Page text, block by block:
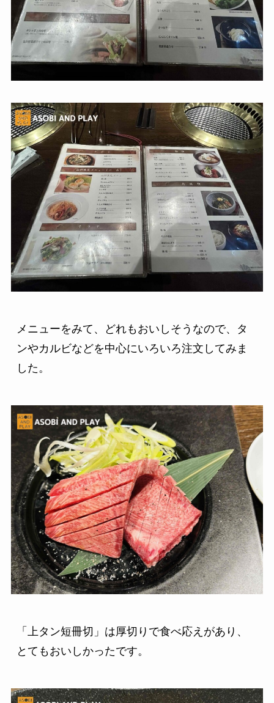
メニューをみて、どれもおいしそうなので、タ
ンやカルビなどを中心にいろいろ注文してみま
した。
「上タン短冊切」は厚切りで食べ応えがあり、
とてもおいしかったです。